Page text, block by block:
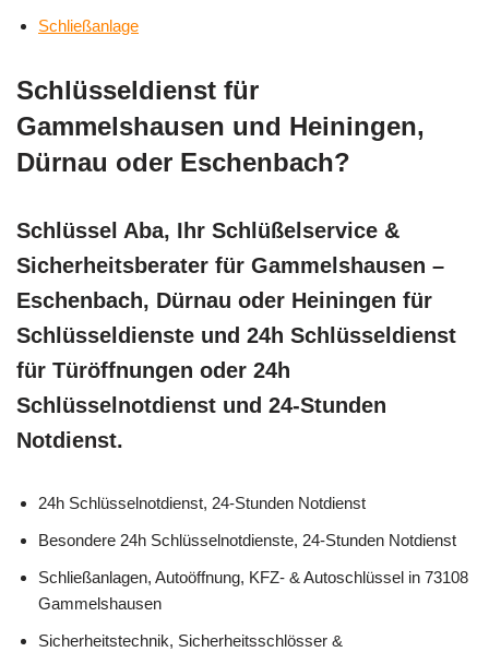
Schließanlage
Schlüsseldienst für
Gammelshausen und Heiningen,
Dürnau oder Eschenbach?
Schlüssel Aba, Ihr Schlüßelservice &
Sicherheitsberater für Gammelshausen –
Eschenbach, Dürnau oder Heiningen für
Schlüsseldienste und 24h Schlüsseldienst
für Türöffnungen oder 24h
Schlüsselnotdienst und 24-Stunden
Notdienst.
24h Schlüsselnotdienst, 24-Stunden Notdienst
Besondere 24h Schlüsselnotdienste, 24-Stunden Notdienst
Schließanlagen, Autoöffnung, KFZ- & Autoschlüssel in 73108
Gammelshausen
Sicherheitstechnik, Sicherheitsschlösser &